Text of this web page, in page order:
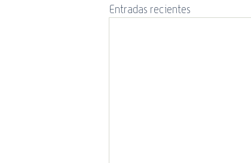
Entradas recientes